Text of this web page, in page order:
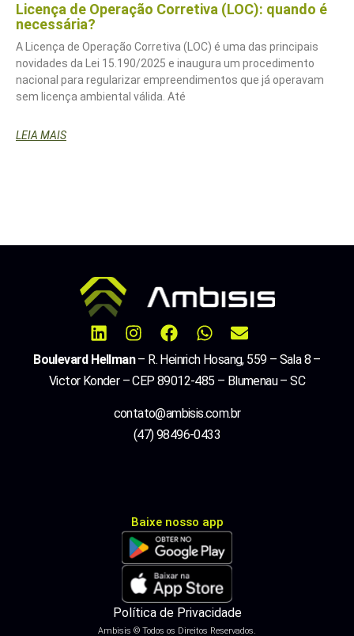
Licença de Operação Corretiva (LOC): quando é
necessária?
A Licença de Operação Corretiva (LOC) é uma das principais
novidades da Lei 15.190/2025 e inaugura um procedimento
nacional para regularizar empreendimentos que já operavam
sem licença ambiental válida. Até
LEIA MAIS
Boulevard Hellman– R. Heinrich Hosang, 559 – Sala 8 –
Victor Konder – CEP 89012-485 – Blumenau – SC
contato@ambisis.com.br
(47) 98496-0433
Baixe nosso app
Política de Privacidade
Ambisis © Todos os Direitos Reservados.